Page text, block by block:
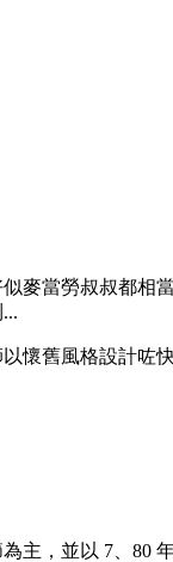
麥當勞叔叔都相
懷舊風格設計咗
主，並以 7、80